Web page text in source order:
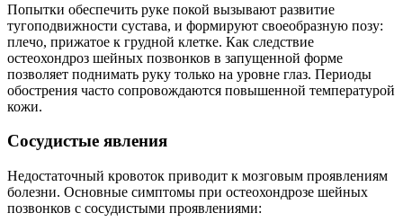
Попытки обеспечить руке покой вызывают развитие
тугоподвижности сустава, и формируют своеобразную позу:
плечо, прижатое к грудной клетке. Как следствие
остеохондроз шейных позвонков в запущенной форме
позволяет поднимать руку только на уровне глаз. Периоды
обострения часто сопровождаются повышенной температурой
кожи.
Сосудистые явления
Недостаточный кровоток приводит к мозговым проявлениям
болезни. Основные симптомы при остеохондрозе шейных
позвонков с сосудистыми проявлениями: